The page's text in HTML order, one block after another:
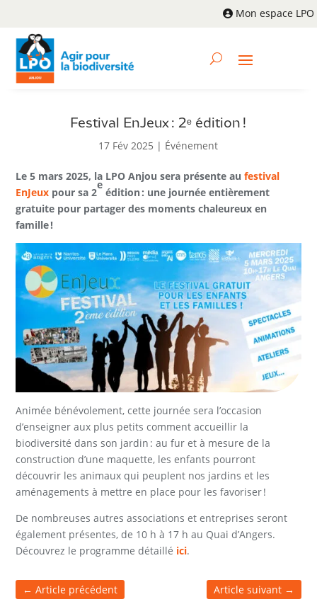
Mon espace LPO
Festival EnJeux : 2ᵉ édition !
17 Fév 2025 | Événement
Le 5 mars 2025, la LPO Anjou sera présente aufestival
EnJeux pour sa 2
e
édition : une journée entièrement
gratuite pour partager des moments chaleureux en
famille !
Animée bénévolement, cette journée sera l’occasion
d’enseigner aux plus petits comment accueillir la
biodiversité dans son jardin : au fur et à mesure de la
construction d’une maquette, les enfants pourront
découvrir les animaux qui peuplent nos jardins et les
aménagements à mettre en place pour les favoriser !
De nombreuses autres associations et entreprises seront
également présentes, de 10 h à 17 h au Quai d’Angers.
Découvrez le programme détaillé ici.
←Article précédent Article suivant→